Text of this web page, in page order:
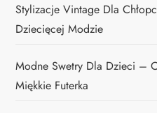
Stylizacje Vintage Dla
Dziecięcej Modzie
Modne Swetry Dla Dzieci –
Miękkie Futerka